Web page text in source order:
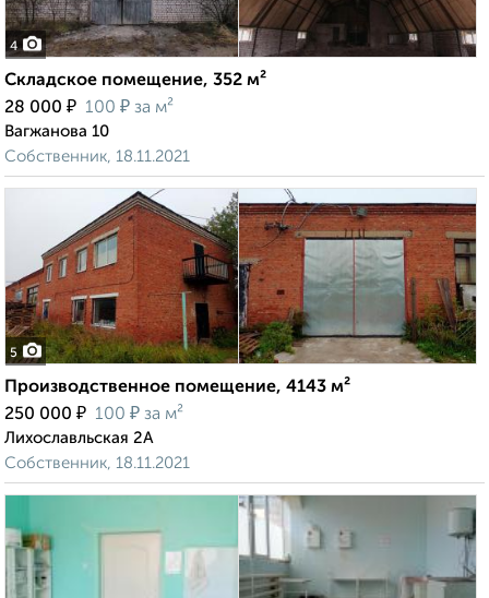
4
Складское помещение, 352 м²
28 000 ₽ 100 ₽ за м²
Вагжанова 10
Собственник, 18.11.2021
5
Производственное помещение, 4143 м²
250 000 ₽ 100 ₽ за м²
Лихославльская 2А
Собственник, 18.11.2021